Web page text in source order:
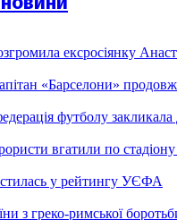
ексросіянку
«Барселони»
футболу
вгатили по
у рейтингу УЄФА
з греко-римської